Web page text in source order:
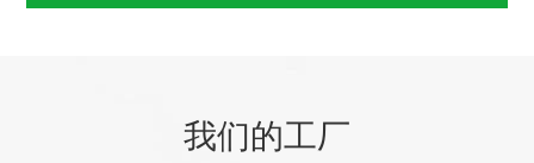
我们的工厂